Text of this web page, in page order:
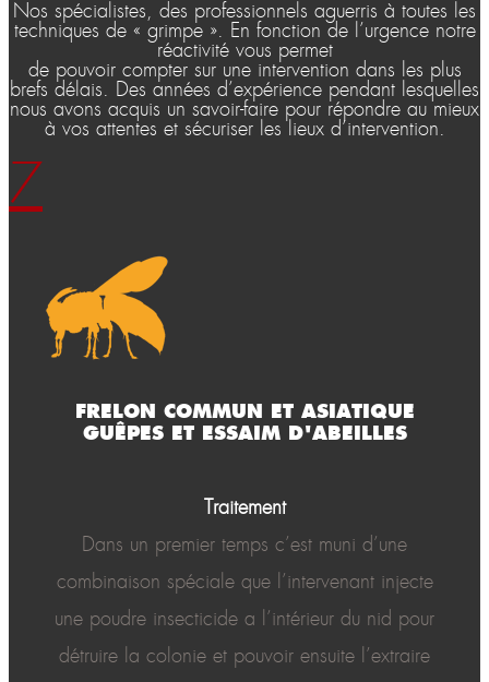
Nos spécialistes, des professionnels aguerris à toutes les
techniques de « grimpe ». En fonction de l’urgence notre
réactivité vous permet
de pouvoir compter sur une intervention dans les plus
brefs délais. Des années d’expérience pendant lesquelles
nous avons acquis un savoir-faire pour répondre au mieux
à vos attentes et sécuriser les lieux d’intervention.
7
FRELON COMMUN ET ASIATIQUE
GUÊPES ET ESSAIM D'ABEILLES
Traitement
Dans un premier temps c’est muni d’une
combinaison spéciale que l’intervenant injecte
une poudre insecticide a l’intérieur du nid pour
détruire la colonie et pouvoir ensuite l’extraire